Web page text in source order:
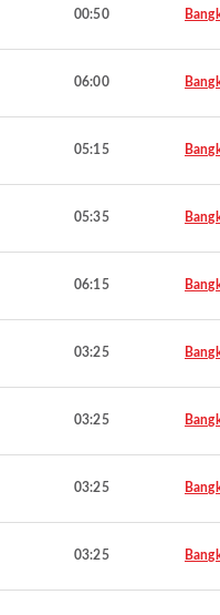
00:50
06:00
05:15
05:35
06:15
03:25
03:25
03:25
03:25